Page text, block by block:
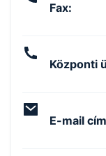
Fax:
Központi
E-mail cím